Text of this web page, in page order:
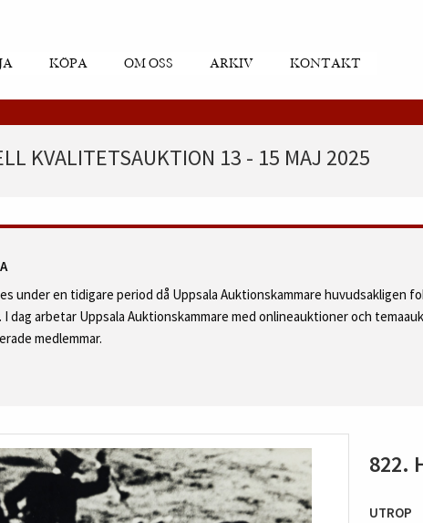
KÖPA OM OSS ARKIV KONTAKT
KVALITETSAUKTION 13 - 15 MAJ 2025
under en tidigare period då Uppsala Auktionskammare huvudsakligen
dag arbetar Uppsala Auktionskammare med onlineauktioner och
medlemmar.
822.
UTROP